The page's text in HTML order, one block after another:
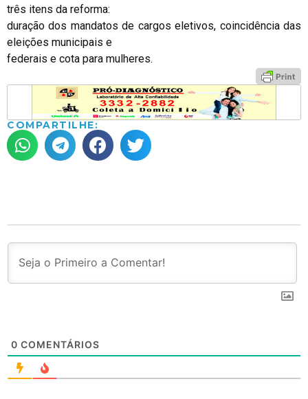
três itens da reforma:
duração dos mandatos de cargos eletivos, coincidência das
eleições municipais e
federais e cota para mulheres.
COMPARTILHE:
0 COMENTÁRIOS